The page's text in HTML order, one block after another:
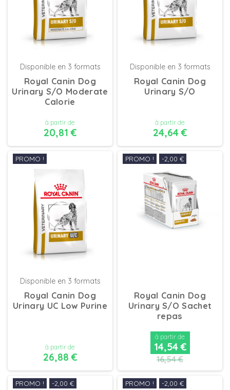
Disponible en 3 formats
Royal Canin Dog
Urinary S/O Moderate
Calorie
à partir de
20,81 €
Disponible en 3 formats
Royal Canin Dog
Urinary S/O
à partir de
24,64 €
DÉTAILS
PROMO !
Disponible en 3 formats
Royal Canin Dog
Urinary UC Low Purine
à partir de
26,88 €
PROMO ! -2,00 €
Royal Canin Dog
Urinary S/O Sachet
repas
à partir de
14,54 €
16,54 €
PROMO ! -2,00 € PROMO ! -2,00 €